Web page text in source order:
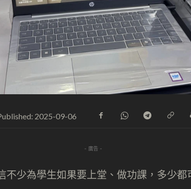
2025-09-06
- 廣告 -
不少為學生如果要上堂、做功課，多少